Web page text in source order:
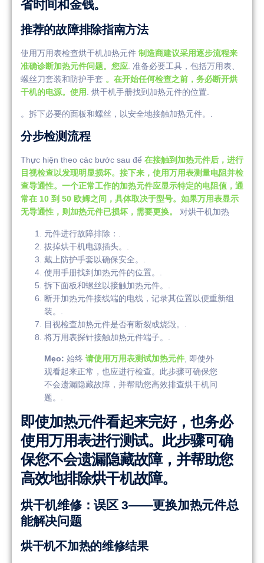
省时间和金钱。
推荐的故障排除指南方法
使用万用表检查烘干机加热元件 制造商建议采用逐步流程来
准确诊断加热元件问题。您应. 准备必要工具，包括万用表、
螺丝刀套装和防护手套 。在开始任何检查之前，务必断开烘
干机的电源。使用. 烘干机手册找到加热元件的位置.
。拆下必要的面板和螺丝，以安全地接触加热元件。.
分步检测流程
Thực hiện theo các bước sau để 在接触到加热元件后，进行
目视检查以发现明显损坏。接下来，使用万用表测量电阻并检
查导通性。一个正常工作的加热元件应显示特定的电阻值，通
常在 10 到 50 欧姆之间，具体取决于型号。如果万用表显示
无导通性，则加热元件已损坏，需要更换。
对烘干机加热
元件进行故障排除：.
拔掉烘干机电源插头。.
戴上防护手套以确保安全。.
使用手册找到加热元件的位置。.
拆下面板和螺丝以接触加热元件。.
断开加热元件接线端的电线，记录其位置以便重新组
装。.
目视检查加热元件是否有断裂或烧毁。.
将万用表探针接触加热元件端子。.
Mẹo: 始终 请使用万用表测试加热元件 , 即使外
观看起来正常，也应进行检查。此步骤可确保您
不会遗漏隐藏故障，并帮助您高效排查烘干机问
题。.
即使加热元件看起来完好，也务必
使用万用表进行测试。此步骤可确
保您不会遗漏隐藏故障，并帮助您
高效地排除烘干机故障。
烘干机维修：误区 3——更换加热元件总
能解决问题
烘干机不加热的维修结果